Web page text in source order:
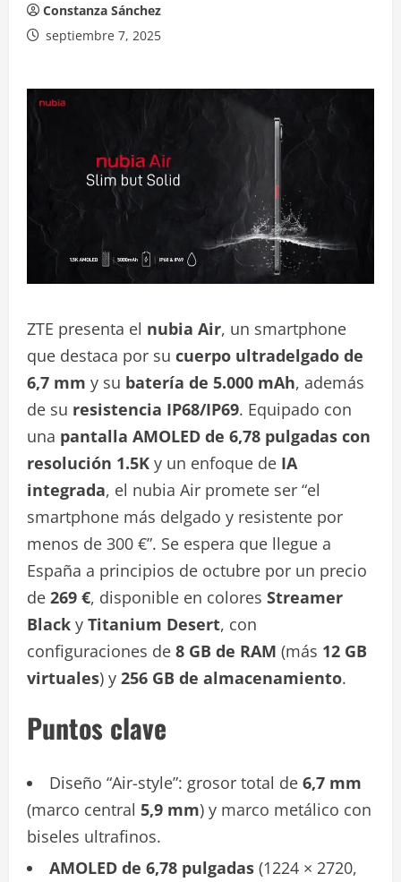
Constanza Sánchez
septiembre 7, 2025
ZTE presenta el nubia Air, un smartphone
que destaca por su cuerpo ultradelgado de
6,7 mm y su batería de 5.000 mAh, además
de su resistencia IP68/IP69. Equipado con
una pantalla AMOLED de 6,78 pulgadas con
resolución 1.5K y un enfoque de IA
integrada, el nubia Air promete ser “el
smartphone más delgado y resistente por
menos de 300 €”. Se espera que llegue a
España a principios de octubre por un precio
de 269 €, disponible en colores Streamer
Black y Titanium Desert, con
configuraciones de 8 GB de RAM (más 12 GB
virtuales) y 256 GB de almacenamiento.
Puntos clave
Diseño “Air-style”: grosor total de 6,7 mm
(marco central 5,9 mm) y marco metálico con
biseles ultrafinos.
AMOLED de 6,78 pulgadas (1224 × 2720,